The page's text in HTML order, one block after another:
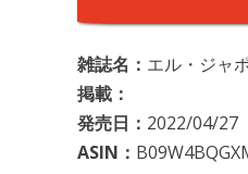
雑誌名： エル・ジャ
掲載：
発売日： 2022/04/27
ASIN：